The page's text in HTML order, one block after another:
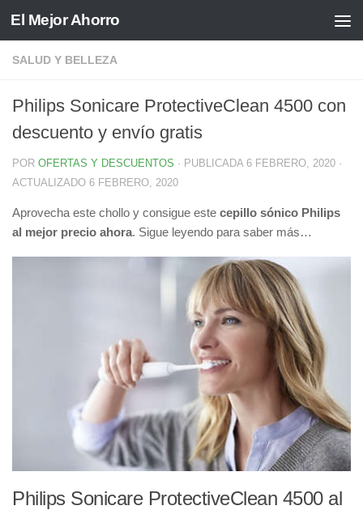
Saltar al contenido
El Mejor Ahorro
SALUD Y BELLEZA
Philips Sonicare ProtectiveClean 4500 con
descuento y envío gratis
POR OFERTAS Y DESCUENTOS · PUBLICADA 6 FEBRERO, 2020 ·
ACTUALIZADO 6 FEBRERO, 2020
Aprovecha este chollo y consigue este cepillo sónico Philips
al mejor precio ahora. Sigue leyendo para saber más…
Philips Sonicare ProtectiveClean 4500 al